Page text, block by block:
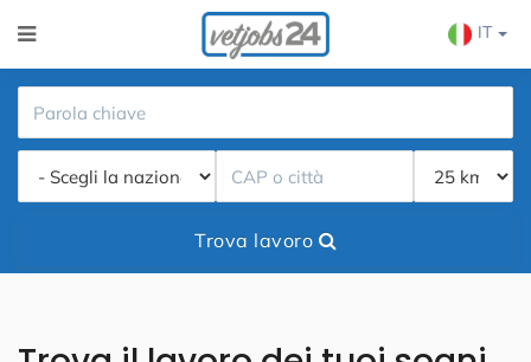
IT
Trova lavoro